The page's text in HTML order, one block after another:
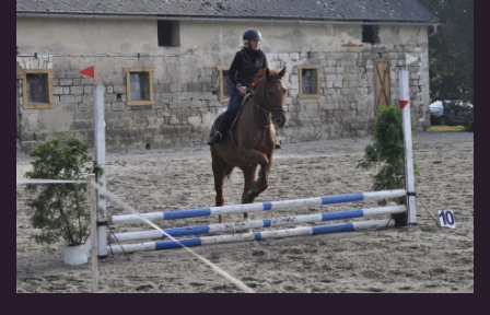
NABÍZÍME
PRODEJNA JEZDECKÝCH POTŘEB
FOTOALBUM
KONTAKT
KONĚ JK MIRA